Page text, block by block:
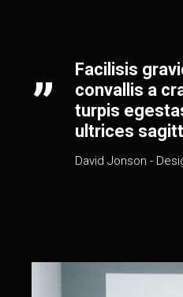
Facilisis
convallis a
turpis
ultrices
David Jonson -